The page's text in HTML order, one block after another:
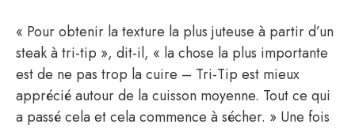
« Pour obtenir la texture la plus juteuse à partir d’un
steak à tri-tip », dit-il, « la chose la plus importante
est de ne pas trop la cuire – Tri-Tip est mieux
apprécié autour de la cuisson moyenne. Tout ce qui
a passé cela et cela commence à sécher. » Une fois